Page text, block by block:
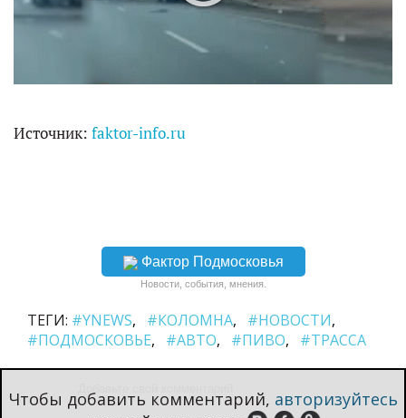
Источник: faktor-info.ru
Фактор Подмосковья
Новости, события, мнения.
ТЕГИ: #YNEWS #КОЛОМНА
#НОВОСТИ
#ПОДМОСКОВЬЕ
#АВТО #ПИВО #ТРАССА
Чтобы добавить комментарий, авторизуйтесь